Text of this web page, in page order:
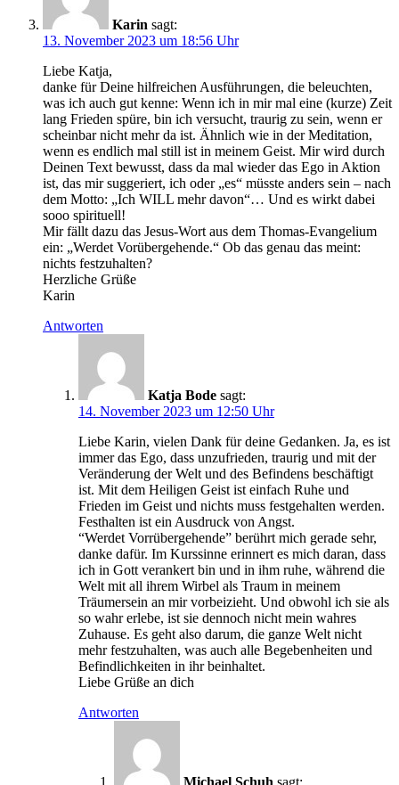
Karin sagt:
13. November 2023 um 18:56 Uhr
Liebe Katja,
danke für Deine hilfreichen Ausführungen, die beleuchten,
was ich auch gut kenne: Wenn ich in mir mal eine (kurze) Zeit
lang Frieden spüre, bin ich versucht, traurig zu sein, wenn er
scheinbar nicht mehr da ist. Ähnlich wie in der Meditation,
wenn es endlich mal still ist in meinem Geist. Mir wird durch
Deinen Text bewusst, dass da mal wieder das Ego in Aktion
ist, das mir suggeriert, ich oder „es“ müsste anders sein – nach
dem Motto: „Ich WILL mehr davon“… Und es wirkt dabei
sooo spirituell!
Mir fällt dazu das Jesus-Wort aus dem Thomas-Evangelium
ein: „Werdet Vorübergehende.“ Ob das genau das meint:
nichts festzuhalten?
Herzliche Grüße
Karin
Antworten
Katja Bode sagt:
14. November 2023 um 12:50 Uhr
Liebe Karin, vielen Dank für deine Gedanken. Ja, es ist
immer das Ego, dass unzufrieden, traurig und mit der
Veränderung der Welt und des Befindens beschäftigt
ist. Mit dem Heiligen Geist ist einfach Ruhe und
Frieden im Geist und nichts muss festgehalten werden.
Festhalten ist ein Ausdruck von Angst.
“Werdet Vorrübergehende” berührt mich gerade sehr,
danke dafür. Im Kurssinne erinnert es mich daran, dass
ich in Gott verankert bin und in ihm ruhe, während die
Welt mit all ihrem Wirbel als Traum in meinem
Träumersein an mir vorbeizieht. Und obwohl ich sie als
so wahr erlebe, ist sie dennoch nicht mein wahres
Zuhause. Es geht also darum, die ganze Welt nicht
mehr festzuhalten, was auch alle Begebenheiten und
Befindlichkeiten in ihr beinhaltet.
Liebe Grüße an dich
Antworten
Michael Schuh sagt: